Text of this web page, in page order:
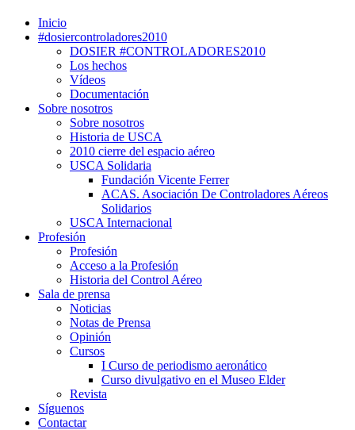
Inicio
#dosiercontroladores2010
DOSIER #CONTROLADORES2010
Los hechos
Vídeos
Documentación
Sobre nosotros
Sobre nosotros
Historia de USCA
2010 cierre del espacio aéreo
USCA Solidaria
Fundación Vicente Ferrer
ACAS. Asociación De Controladores Aéreos
Solidarios
USCA Internacional
Profesión
Profesión
Acceso a la Profesión
Historia del Control Aéreo
Sala de prensa
Noticias
Notas de Prensa
Opinión
Cursos
I Curso de periodismo aeronático
Curso divulgativo en el Museo Elder
Revista
Síguenos
Contactar